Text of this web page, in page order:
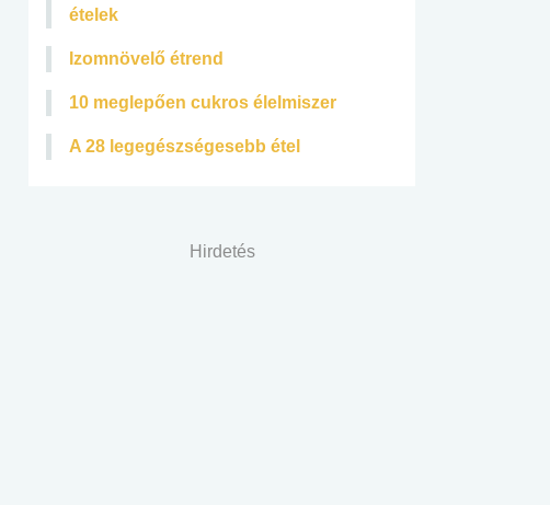
ételek
Izomnövelő étrend
10 meglepően cukros élelmiszer
A 28 legegészségesebb étel
Hirdetés